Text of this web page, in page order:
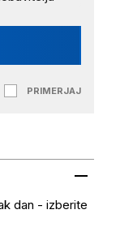
PRIMERJAJ
dan - izberite